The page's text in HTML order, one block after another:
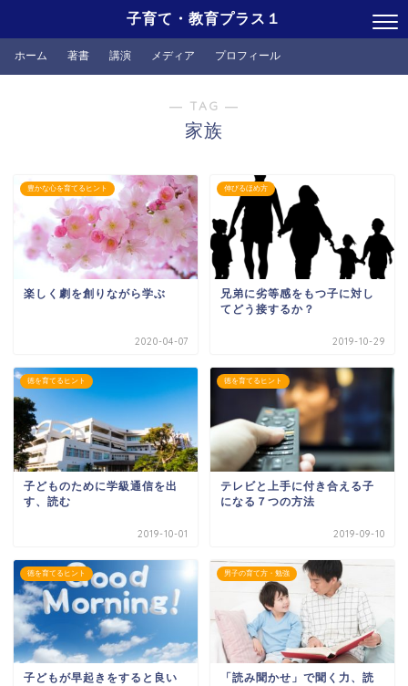
子育て・教育プラス１
ホーム 著書 講演 メディア プロフィール
― TAG ―
家族
豊かな心を育てるヒント
楽しく劇を創りながら学ぶ
2020-04-07
伸びるほめ方
兄弟に劣等感をもつ子に対し
てどう接するか？
2019-10-29
徳を育てるヒント
子どものために学級通信を出
す、読む
2019-10-01
徳を育てるヒント
テレビと上手に付き合える子
になる７つの方法
2019-09-10
徳を育てるヒント
子どもが早起きをすると良い
男子の育て方・勉強
「読み聞かせ」で聞く力、読